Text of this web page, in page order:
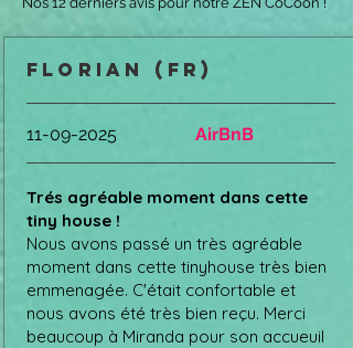
florian (FR)
11-09-2025 AirBnB
Trés agréable moment dans cette
tiny house !
Nous avons passé un très agréable
moment dans cette tinyhouse très bien
emmenagée. C'était confortable et
nous avons été très bien reçu. Merci
beaucoup à Miranda pour son accueuil